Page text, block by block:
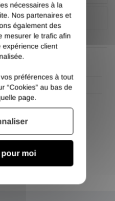
Rectangle
nécessaires à la
Nos partenaires et
également des
mesurer le trafic afin
client
préférences à tout
“Cookies” au bas de
page.
moi